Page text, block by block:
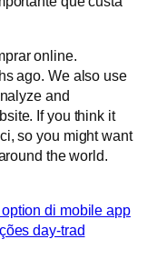
online.
ago. We also use
and
If you think it
so you might want
the world.
di mobile app
day-trad